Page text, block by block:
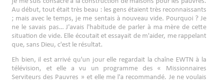
Au début, tout était très beau : les gens étaient très reconnaissants
; mais avec le temps, je me sentais à nouveau vide. Pourquoi ? Je
ne le savais pas… J'avais l'habitude de parler à ma mère de cette
situation de vide. Elle écoutait et essayait de m'aider, me rappelant
que, sans Dieu, c'est le résultat.
Eh bien, il est arrivé qu'un jour elle regardait la chaîne EWTN à la
télévision, et elle a vu un programme des « Missionnaires
Serviteurs des Pauvres » et elle me l'a recommandé. Je ne voulais